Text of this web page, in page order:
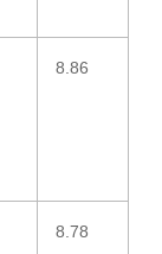
8.86
8.78